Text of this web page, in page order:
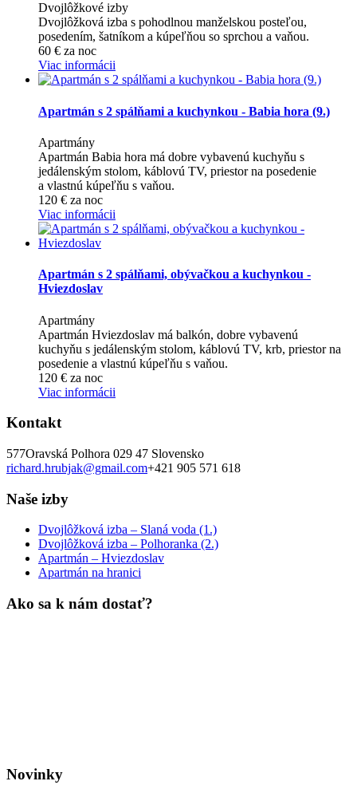
Dvojlôžkové izby
Dvojlôžková izba s pohodlnou manželskou posteľou,
posedením, šatníkom a kúpeľňou so sprchou a vaňou.
60 € za noc
Viac informácii
Apartmán s 2 spálňami a kuchynkou - Babia hora (9.)
Apartmány
Apartmán Babia hora má dobre vybavenú kuchyňu s
jedálenským stolom, káblovú TV, priestor na posedenie
a vlastnú kúpeľňu s vaňou.
120 € za noc
Viac informácii
Apartmán s 2 spálňami, obývačkou a kuchynkou -
Hviezdoslav
Apartmány
Apartmán Hviezdoslav má balkón, dobre vybavenú
kuchyňu s jedálenským stolom, káblovú TV, krb, priestor na
posedenie a vlastnú kúpeľňu s vaňou.
120 € za noc
Viac informácii
Kontakt
577Oravská Polhora 029 47 Slovensko
richard.hrubjak@gmail.com+421 905 571 618
Naše izby
Dvojlôžková izba – Slaná voda (1.)
Dvojlôžková izba – Polhoranka (2.)
Apartmán – Hviezdoslav
Apartmán na hranici
Ako sa k nám dostať?
Novinky